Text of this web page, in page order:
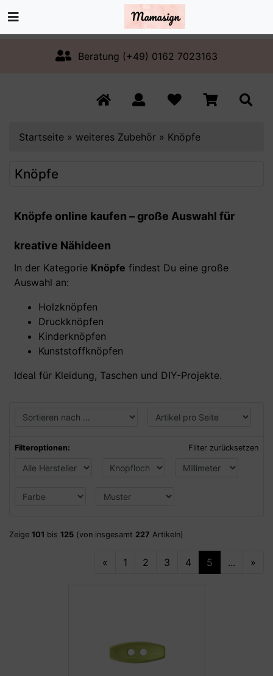
Beratung (+49) 0162 7023163
Startseite » weiteres Zubehör » Knöpfe
Knöpfe
Knöpfe online kaufen – große Auswahl für
kreative Nähideen
In der Kategorie Knöpfe findest Du eine große
Auswahl an:
Holzknöpfen
Druckknöpfen
Kinderknöpfen
Kunststoffknöpfen
Ideal für Kleidung, Taschen und DIY-Projekte.
Filteroptionen: Filter zurücksetzen
Zeige 101 bis 125 (von insgesamt 227 Artikeln)
« 1 2 3 4 5 ... »